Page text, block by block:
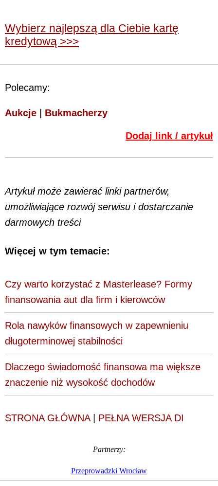
Wybierz najlepszą dla Ciebie kartę
kredytową >>>
Polecamy:
Aukcje Bukmacherzy
Dodaj link / artykuł
Artykuł może zawierać linki partnerów,
umożliwiające rozwój serwisu i dostarczanie
darmowych treści
Więcej w tym temacie:
Czy warto korzystać z Masterlease? Formy
finansowania aut dla firm i kierowców
Rola nawyków finansowych w zapewnieniu
długoterminowej stabilności
Dlaczego świadomość finansowa ma większe
znaczenie niż wysokość dochodów
STRONA GŁÓWNA| PEŁNA WERSJA DI
Partnerzy:
Przeprowadzki Wrocław